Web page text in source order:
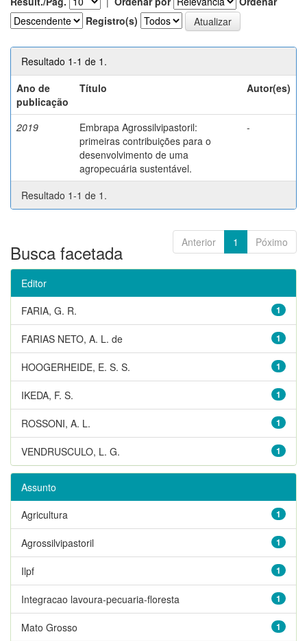
Registro(s)
Resultado 1-1 de 1.
Ano de
publicação
Título Autor(es)
2019
Embrapa Agrossilvipastoril:
primeiras contribuições para o
desenvolvimento de uma
agropecuária sustentável.
-
Resultado 1-1 de 1.
Anterior 1 Póximo
Busca facetada
Editor
1
FARIA, G. R.
1
FARIAS NETO, A. L. de
1
HOOGERHEIDE, E. S. S.
1
IKEDA, F. S.
1
ROSSONI, A. L.
1
VENDRUSCULO, L. G.
Assunto
1
Agricultura
1
Agrossilvipastoril
1
Ilpf
1
Integracao lavoura-pecuaria-floresta
1
Mato Grosso